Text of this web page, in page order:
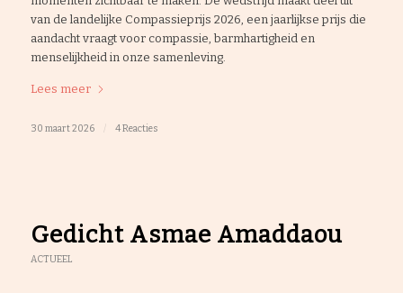
van de landelijke Compassieprijs 2026, een jaarlijkse prijs die
aandacht vraagt voor compassie, barmhartigheid en
menselijkheid in onze samenleving.
Lees meer
30 maart 2026 4 Reacties
Gedicht Asmae Amaddaou
ACTUEEL